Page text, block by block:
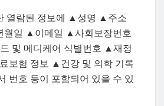
열람된 정보에 ▲성명 ▲주소
일 ▲이메일 ▲사회보장번호
및 메디케어 식별번호 ▲재정
보험 정보 ▲건강 및 의학 기록
번호 등이 포함되어 있을 수 있